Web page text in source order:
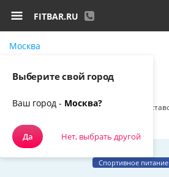
FITBAR.RU
Москва
Гиалуроновая кислота для здоровья
Спортивное питание
Выберите свой город
Ваш город - Москва?
Да Нет, выбрать другой